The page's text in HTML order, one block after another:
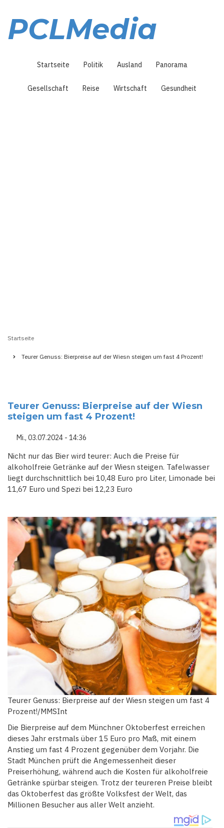
Inhalt
PCLMedia
Startseite Politik Ausland Panorama
Gesellschaft Reise Wirtschaft Gesundheit
Startseite
Teurer Genuss: Bierpreise auf der Wiesn steigen um fast 4 Prozent!
Teurer Genuss: Bierpreise auf der Wiesn
steigen um fast 4 Prozent!
Mi., 03.07.2024 - 14:36
Nicht nur das Bier wird teurer: Auch die Preise für
alkoholfreie Getränke auf der Wiesn steigen. Tafelwasser
liegt durchschnittlich bei 10,48 Euro pro Liter, Limonade bei
11,67 Euro und Spezi bei 12,23 Euro
Teurer Genuss: Bierpreise auf der Wiesn steigen um fast 4
Prozent!/MMSInt
Die Bierpreise auf dem Münchner Oktoberfest erreichen
dieses Jahr erstmals über 15 Euro pro Maß, mit einem
Anstieg um fast 4 Prozent gegenüber dem Vorjahr. Die
Stadt München prüft die Angemessenheit dieser
Preiserhöhung, während auch die Kosten für alkoholfreie
Getränke spürbar steigen. Trotz der teureren Preise bleibt
das Oktoberfest das größte Volksfest der Welt, das
Millionen Besucher aus aller Welt anzieht.